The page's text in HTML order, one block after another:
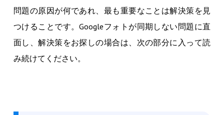
問題の原因が何であれ、最も重要なことは解決策を見
つけることです。Googleフォトが同期しない問題に直
面し、解決策をお探しの場合は、次の部分に入って読
み続けてください。